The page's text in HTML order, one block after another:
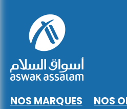
NOS MARQUES NOS